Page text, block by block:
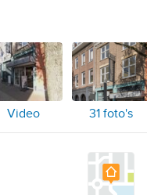
Video 31 foto's